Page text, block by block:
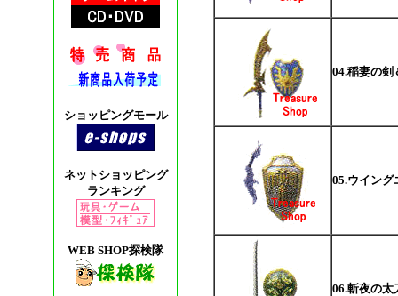
ショッピングモール
ネットショッピング
ランキング
WEB SHOP探検隊
04.稲妻の剣
05.ウイング
06.斬夜の太